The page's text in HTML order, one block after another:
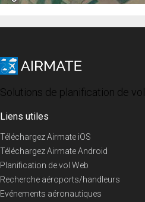
Solutions de planification de vol
Liens utiles
Téléchargez Airmate iOS
Téléchargez Airmate Android
Planification de vol Web
Recherche aéroports/handleurs
Evénements aéronautiques